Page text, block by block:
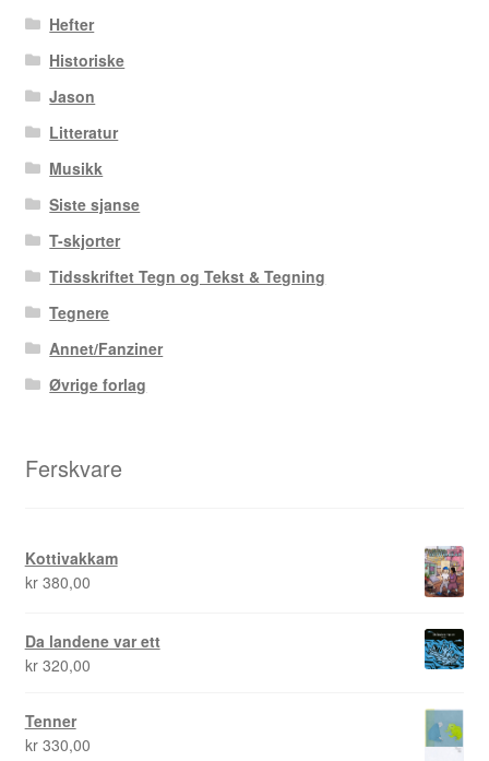
Hefter
Historiske
Jason
Litteratur
Musikk
Siste sjanse
T-skjorter
Tidsskriftet Tegn og Tekst & Tegning
Tegnere
Annet/Fanziner
Øvrige forlag
Ferskvare
Kottivakkam
kr380,00
Da landene var ett
kr320,00
Tenner
kr330,00